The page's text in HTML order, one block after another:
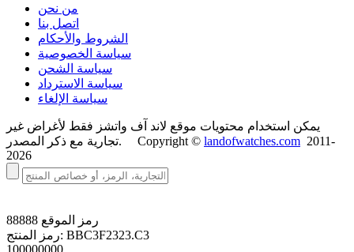
من نحن
اتصل بنا
الشروط والأحكام
سياسة الخصوصية
سياسة الشحن
سياسة الاسترداد
سياسة الإلغاء
يمكن استخدام محتويات موقع لاند آف واتشز فقط لأغراض غير
تجارية مع ذكر المصدر. Copyright © landofwatches.com 2011-
2026
رمز الموقع 88888
رمز المنتج: BBC3F2323.C3
100000000